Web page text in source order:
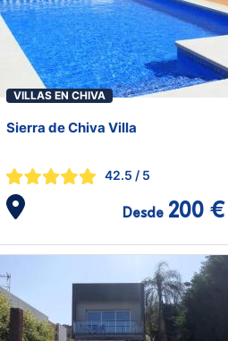
VILLAS EN CHIVA
Sierra de Chiva Villa
42.5 / 5
Desde 200 €